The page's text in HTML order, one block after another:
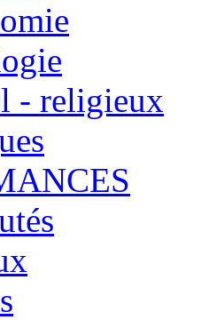
- religieux